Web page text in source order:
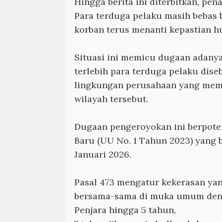
Para terduga pelaku masih
korban terus menanti kepastian
Situasi ini memicu dugaan
terlebih para terduga pelaku
lingkungan perusahaan yang
wilayah tersebut.
Dugaan pengeroyokan ini
Baru (UU No. 1 Tahun 2023)
Januari 2026.
Pasal 473 mengatur kekerasan
bersama-sama di muka umum
Penjara hingga 5 tahun,